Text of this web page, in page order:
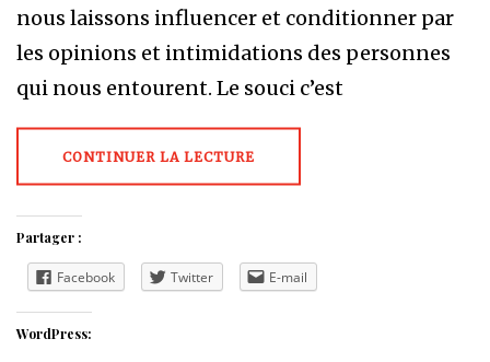
nous laissons influencer et conditionner par
les opinions et intimidations des personnes
qui nous entourent. Le souci c’est
CONTINUER LA LECTURE
Partager :
Facebook Twitter E-mail
WordPress: